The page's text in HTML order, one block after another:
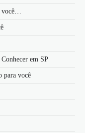
você…
em SP
para você